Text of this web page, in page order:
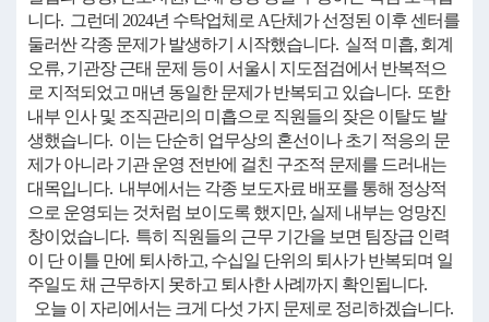
니다. 그런데 2024년 수탁업체로 A단체가 선정된 이후 센터를
둘러싼 각종 문제가 발생하기 시작했습니다. 실적 미흡, 회계
오류, 기관장 근태 문제 등이 서울시 지도점검에서 반복적으
로 지적되었고 매년 동일한 문제가 반복되고 있습니다. 또한
내부 인사 및 조직관리의 미흡으로 직원들의 잦은 이탈도 발
생했습니다. 이는 단순히 업무상의 혼선이나 초기 적응의 문
제가 아니라 기관 운영 전반에 걸친 구조적 문제를 드러내는
대목입니다. 내부에서는 각종 보도자료 배포를 통해 정상적
으로 운영되는 것처럼 보이도록 했지만, 실제 내부는 엉망진
창이었습니다. 특히 직원들의 근무 기간을 보면 팀장급 인력
이 단 이틀 만에 퇴사하고, 수십일 단위의 퇴사가 반복되며 일
주일도 채 근무하지 못하고 퇴사한 사례까지 확인됩니다.
오늘 이 자리에서는 크게 다섯 가지 문제로 정리하겠습니다.